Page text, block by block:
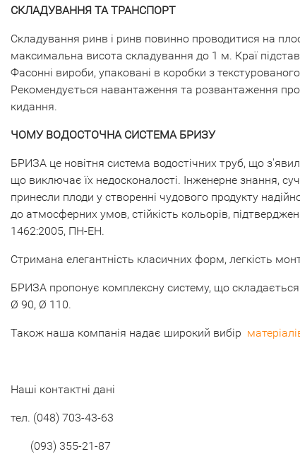
СКЛАДУВАННЯ ТА ТРАНСПОРТ
Складування ринв і ринв повинно проводитися на
максимальна висота складування до 1 м. Краї
Фасонні вироби, упаковані в коробки з
Рекомендується навантаження та розвантаження
кидання.
ЧОМУ ВОДОСТОЧНА СИСТЕМА БРИЗУ
БРИЗА це новітня система водостічних труб, що
що виключає їх недосконалості. Інженерне знання,
принесли плоди у створенні чудового продукту
до атмосферних умов, стійкість кольорів,
1462:2005, ПН-ЕН.
Стримана елегантність класичних форм, легкість
БРИЗА пропонує комплексну систему, що
Ø 90, Ø 110.
Також наша компанія надає широкий вибір
Наші контактні дані
тел. (048) 703-43-63
(093) 355-21-87